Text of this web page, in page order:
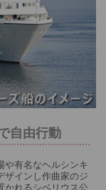
自由行動
や有名なヘルシンキ
ザインし作曲家のジ
かれるシベリウス公